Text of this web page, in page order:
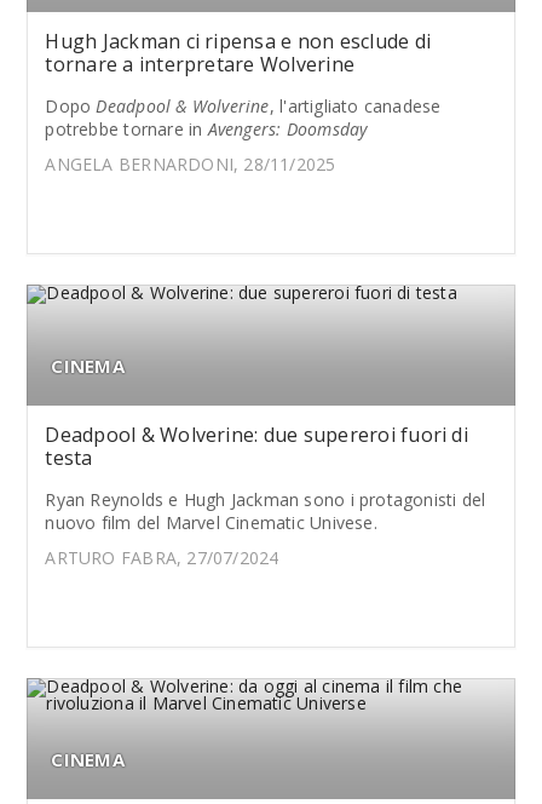
Hugh Jackman ci ripensa e non esclude di
tornare a interpretare Wolverine
DopoDeadpool & Wolverine, l'artigliato canadese
potrebbe tornare inAvengers: Doomsday
ANGELA BERNARDONI, 28/11/2025
CINEMA
Deadpool & Wolverine: due supereroi fuori di
testa
Ryan Reynolds e Hugh Jackman sono i protagonisti del
nuovo film del Marvel Cinematic Univese.
ARTURO FABRA, 27/07/2024
CINEMA